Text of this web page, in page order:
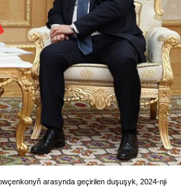
arasynda geçirilen duşuşyk, 2024-nji